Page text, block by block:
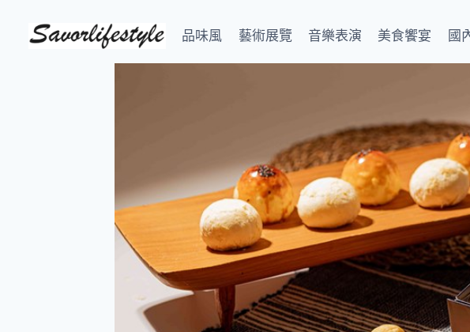
品味風 藝術展覽 音樂表演 美食饗宴 國